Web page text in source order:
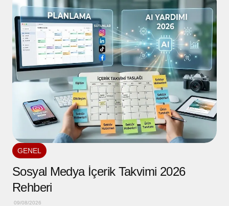
GENEL
Sosyal Medya İçerik Takvimi 2026
Rehberi
09/08/2026